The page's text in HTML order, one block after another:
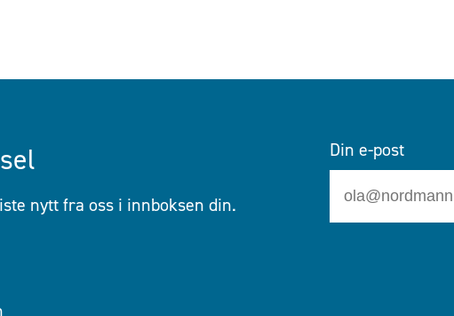
nytt fra oss i innboksen din.
Din e-post